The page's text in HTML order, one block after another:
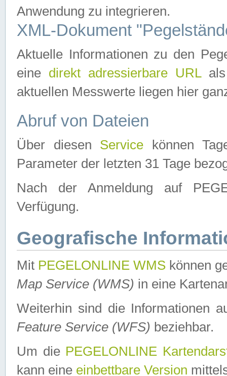
Anwendung zu integrieren.
XML-Dokument
Aktuelle Informationen zu den
eine direkt adressierbare URLals
aktuellen Messwerte liegen hier
Abruf von Dateien
Über diesen Service können
Parameter der letzten 31 Tage
Nach der Anmeldung auf
Verfügung.
Geografische
Mit PEGELONLINE WMS können
Map Service (WMS) in eine
Weiterhin sind die Informationen
Feature Service (WFS) beziehbar.
Um die PEGELONLINE
kann eine einbettbare Version